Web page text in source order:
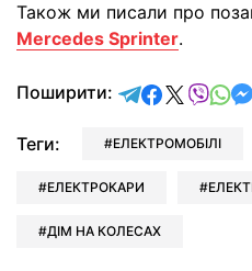
Також ми писали про
Mercedes Sprinter.
Поширити: відправити
Теги: ЕЛЕКТРОМОБІЛІ
ЕЛЕКТРОКАРИ
ДІМ НА КОЛЕСАХ